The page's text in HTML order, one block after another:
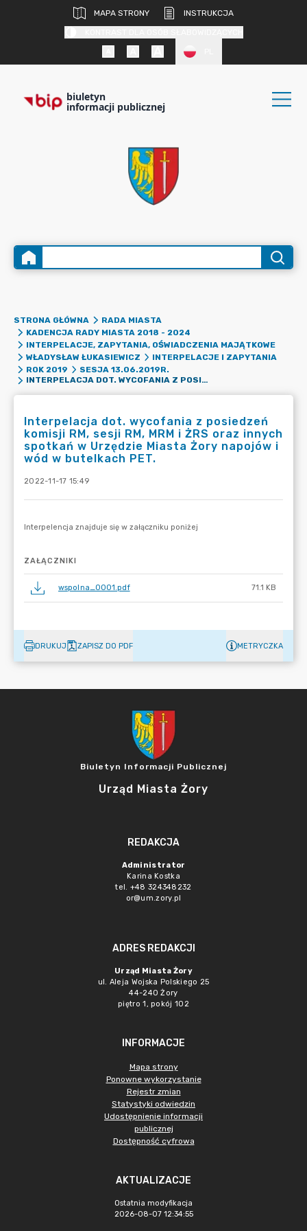
MAPA STRONY
INSTRUKCJA
biuletyn
informacji publicznej
STRONA GŁÓWNA
RADA MIASTA
KADENCJA RADY MIASTA 2018 - 2024
INTERPELACJE, ZAPYTANIA, OŚWIADCZENIA MAJĄTKOWE
WŁADYSŁAW ŁUKASIEWICZ
INTERPELACJE I ZAPYTANIA
ROK 2019
SESJA 13.06.2019R.
INTERPELACJA DOT. WYCOFANIA Z POSIEDZEŃ KOMISJI RM, SESJI RM, MRM I ŻRS ORAZ INNYCH SPOTKAŃ W URZĘDZIE MIASTA ŻORY NAPOJÓW I WÓD W BUTELKACH PET.
Interpelacja dot. wycofania z posiedzeń
komisji RM, sesji RM, MRM i ŻRS oraz innych
spotkań w Urzędzie Miasta Żory napojów i
wód w butelkach PET.
2022-11-17 15:49
ZAŁĄCZNIKI
wspolna_0001.pdf 71.1 KB
DRUKUJ ZAPISZ DO PDF METRYCZKA
Biuletyn Informacji Publicznej
Urząd Miasta Żory
REDAKCJA
Administrator
Karina Kostka
tel. +48 324348232
or@um.zory.pl
ADRES REDAKCJI
Urząd Miasta Żory
ul. Aleja Wojska Polskiego 25
44-240 Żory
piętro 1, pokój 102
INFORMACJE
Mapa strony
Ponowne wykorzystanie
Rejestr zmian
Statystyki odwiedzin
Udostępnienie informacji
publicznej
Dostępność cyfrowa
AKTUALIZACJE
Ostatnia modyfikacja
2026-08-07 12:34:55